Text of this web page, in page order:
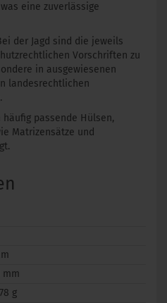
eine zuverlässige
der Jagd sind die jeweils
Vorschriften zu
in ausgewiesenen
landesrechtlichen
passende Hülsen,
Matrizensätze und
mm
g